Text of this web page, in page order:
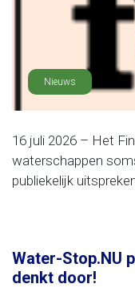
Nieuws
16 juli 2026 – Het
waterschappen
publiekelijk
Water-Stop.NU
denkt door!